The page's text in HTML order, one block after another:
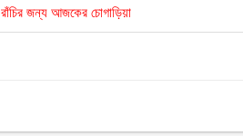
রাঁচির জন্য আজকের চোগাড়িয়া